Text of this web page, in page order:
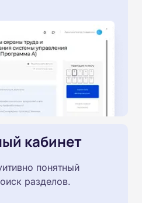
кабинет
понятный
разделов.